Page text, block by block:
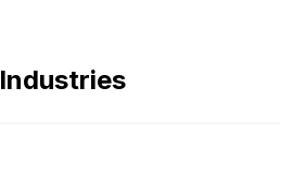
Industries